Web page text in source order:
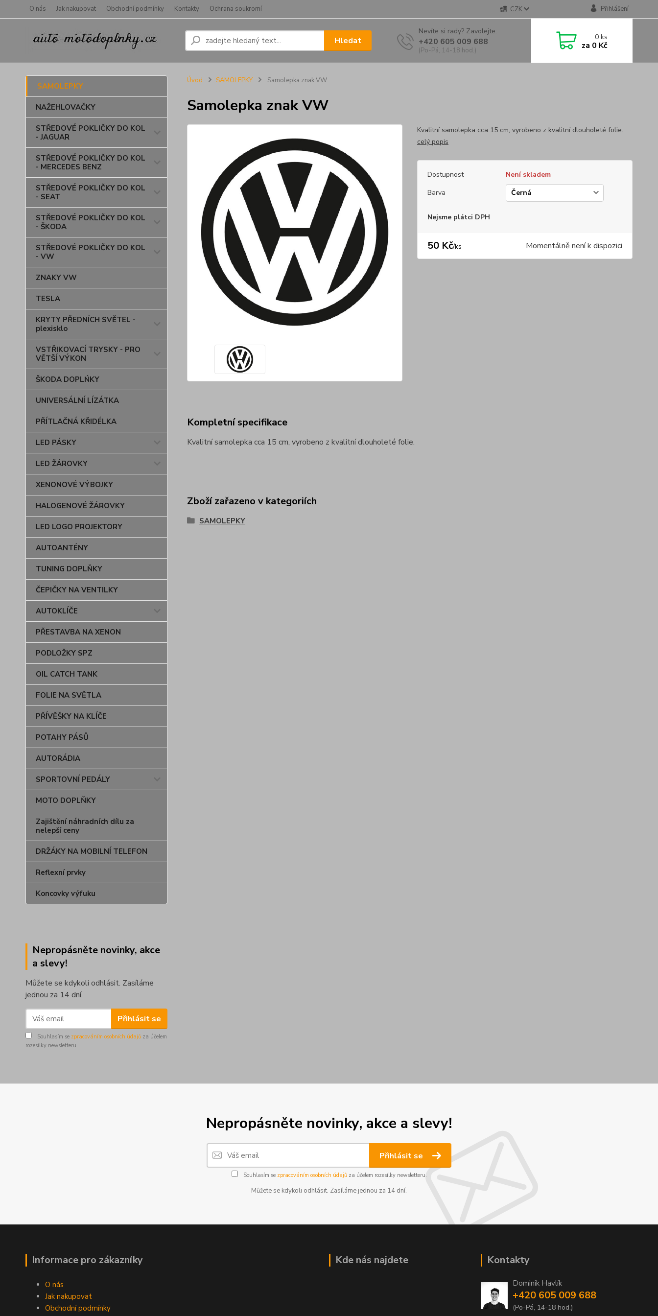
O nás Jak nakupovat Obchodní podmínky Kontakty Ochrana soukromí CZK Přihlášení
Hledat
Nevíte si rady? Zavolejte.
+420 605 009 688
(Po-Pá, 14-18 hod.)
0ks
za 0 Kč
SAMOLEPKY
NAŽEHLOVAČKY
STŘEDOVÉ POKLIČKY DO KOL
- JAGUAR
STŘEDOVÉ POKLIČKY DO KOL
- MERCEDES BENZ
STŘEDOVÉ POKLIČKY DO KOL
- SEAT
STŘEDOVÉ POKLIČKY DO KOL
- ŠKODA
STŘEDOVÉ POKLIČKY DO KOL
- VW
ZNAKY VW
TESLA
KRYTY PŘEDNÍCH SVĚTEL -
plexisklo
VSTŘIKOVACÍ TRYSKY - PRO
VĚTŠÍ VÝKON
ŠKODA DOPLŃKY
UNIVERSÁLNÍ LÍZÁTKA
PŘÍTLAČNÁ KŘIDÉLKA
LED PÁSKY
LED ŽÁROVKY
XENONOVÉ VÝBOJKY
HALOGENOVÉ ŽÁROVKY
LED LOGO PROJEKTORY
AUTOANTÉNY
TUNING DOPLŇKY
ČEPIČKY NA VENTILKY
AUTOKLÍČE
PŘESTAVBA NA XENON
PODLOŽKY SPZ
OIL CATCH TANK
FOLIE NA SVĚTLA
PŘÍVĚŠKY NA KLÍČE
POTAHY PÁSŮ
AUTORÁDIA
SPORTOVNÍ PEDÁLY
MOTO DOPLŇKY
Zajištění náhradních dílu za
nelepší ceny
DRŽÁKY NA MOBILNÍ TELEFON
Reflexní prvky
Koncovky výfuku
Nepropásněte novinky, akce
a slevy!
Můžete se kdykoli odhlásit. Zasíláme
jednou za 14 dní.
Přihlásit se
Souhlasím se zpracováním osobních údajů za účelem
rozesílky newsletteru.
Úvod SAMOLEPKY Samolepka znak VW
Samolepka znak VW
Kvalitní samolepka cca 15 cm, vyrobeno z kvalitní dlouholeté folie.
celý popis
Dostupnost
Není skladem
Barva
Nejsme plátci DPH
50 Kč/ks Momentálně není k dispozici
Kompletní specifikace
Kvalitní samolepka cca 15 cm, vyrobeno z kvalitní dlouholeté folie.
Zboží zařazeno v kategoriích
SAMOLEPKY
Nepropásněte novinky, akce a slevy!
Přihlásit se
Souhlasím se zpracováním osobních údajůza účelem rozesílky newsletteru.
Můžete se kdykoli odhlásit. Zasíláme jednou za 14 dní.
Informace pro zákazníky
O nás
Jak nakupovat
Obchodní podmínky
Kde nás najdete Kontakty
Dominik Havlík
+420 605 009 688
(Po-Pá, 14-18 hod.)